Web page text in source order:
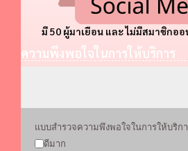
มี 50 ผู้มาเยือน และ ไม่มีสมาชิกอ
ความพึงพอใจในการให้บริการ
แบบสำรวจความพึงพอใจในการให้บริก
ดีมาก